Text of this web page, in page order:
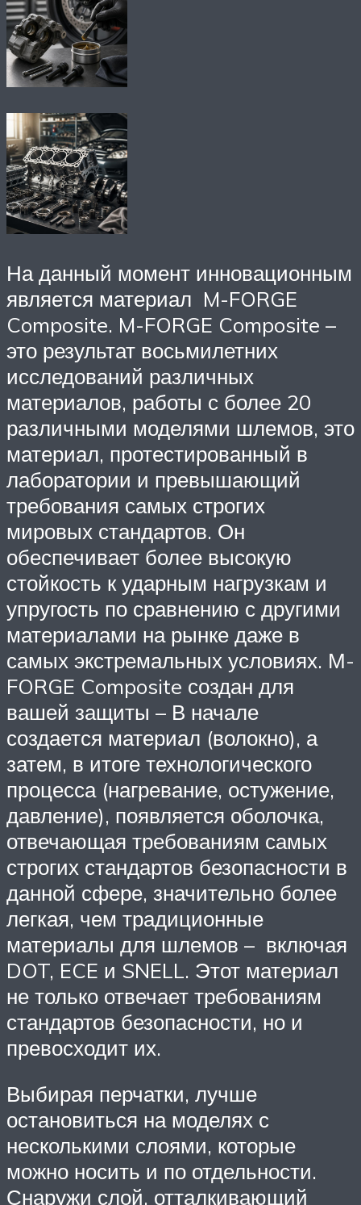
На данный момент инновационным
является материал M-FORGE
Composite. M-FORGE Composite –
это результат восьмилетних
исследований различных
материалов, работы с более 20
различными моделями шлемов, это
материал, протестированный в
лаборатории и превышающий
требования самых строгих
мировых стандартов. Он
обеспечивает более высокую
стойкость к ударным нагрузкам и
упругость по сравнению с другими
материалами на рынке даже в
самых экстремальных условиях. М-
FORGE Composite создан для
вашей защиты – В начале
создается материал (волокно), а
затем, в итоге технологического
процесса (нагревание, остужение,
давление), появляется оболочка,
отвечающая требованиям самых
строгих стандартов безопасности в
данной сфере, значительно более
легкая, чем традиционные
материалы для шлемов – включая
DOT, ECE и SNELL. Этот материал
не только отвечает требованиям
стандартов безопасности, но и
превосходит их.
Выбирая перчатки, лучше
остановиться на моделях с
несколькими слоями, которые
можно носить и по отдельности.
Снаружи слой, отталкивающий